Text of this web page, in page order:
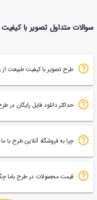
35
سوالات متداول تصویر با کیفیت
طرح تصویر با کیفیت طبیعت از
حداکثر دانلود فایل رایگان در
چرا به فروشگاه آنلاین طرح با ما
قیمت محصولات در طرح باما